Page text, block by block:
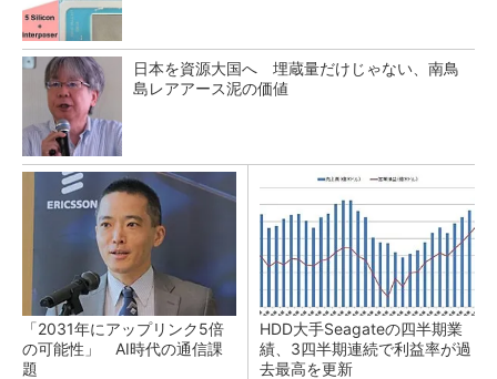
日本を資源大国へ 埋蔵量だけじゃない、南鳥
島レアアース泥の価値
「2031年にアップリンク5倍
の可能性」 AI時代の通信課
題
HDD大手Seagateの四半期業
績、3四半期連続で利益率が過
去最高を更新